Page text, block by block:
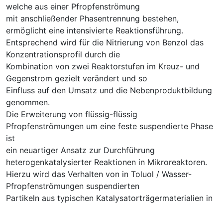
welche aus einer Pfropfenströmung
mit anschließender Phasentrennung bestehen,
ermöglicht eine intensivierte Reaktionsführung.
Entsprechend wird für die Nitrierung von Benzol das
Konzentrationsprofil durch die
Kombination von zwei Reaktorstufen im Kreuz- und
Gegenstrom gezielt verändert und so
Einfluss auf den Umsatz und die Nebenproduktbildung
genommen.
Die Erweiterung von flüssig-flüssig
Pfropfenströmungen um eine feste suspendierte Phase
ist
ein neuartiger Ansatz zur Durchführung
heterogenkatalysierter Reaktionen in Mikroreaktoren.
Hierzu wird das Verhalten von in Toluol / Wasser-
Pfropfenströmungen suspendierten
Partikeln aus typischen Katalysatorträgermaterialien in